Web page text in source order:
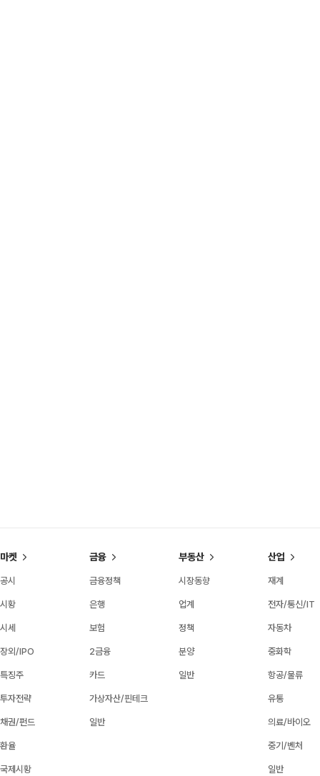
마켓
공시
시황
시세
장외/IPO
특징주
투자전략
채권/펀드
환율
국제시황
금융
금융정책
은행
보험
2금융
카드
가상자산/핀테크
일반
부동산
시장동향
업계
정책
분양
일반
산업
재계
전자/통신/IT
자동차
중화학
항공/물류
유통
의료/바이오
중기/벤처
일반